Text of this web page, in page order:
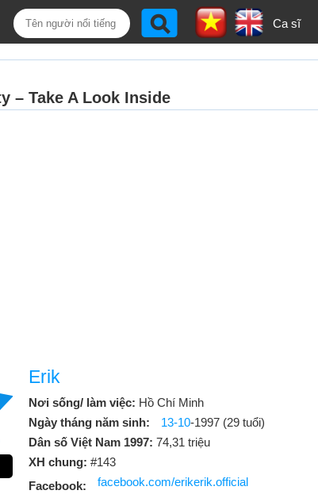
Ca sĩ
Erik
Nơi sống/ làm việc: Hồ Chí Minh
Ngày tháng năm sinh:
13-10-1997 (29 tuổi)
Dân số Việt Nam 1997: 74,31 triệu
XH chung: #143
Facebook:
facebook.com/erikerik.official